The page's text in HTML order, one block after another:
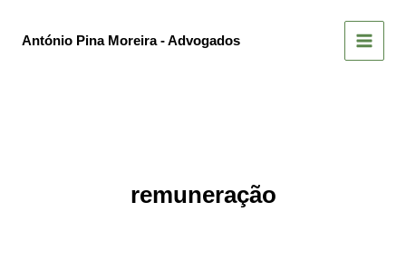
António Pina Moreira - Advogados
remuneração